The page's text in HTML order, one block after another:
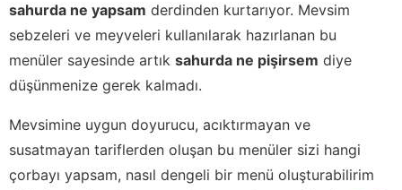
sahurda ne yapsam derdinden kurtarıyor. Mevsim
sebzeleri ve meyveleri kullanılarak hazırlanan bu
menüler sayesinde artık sahurda ne pişirsem diye
düşünmenize gerek kalmadı.
Mevsimine uygun doyurucu, acıktırmayan ve
susatmayan tariflerden oluşan bu menüler sizi hangi
çorbayı yapsam, nasıl dengeli bir menü oluşturabilirim